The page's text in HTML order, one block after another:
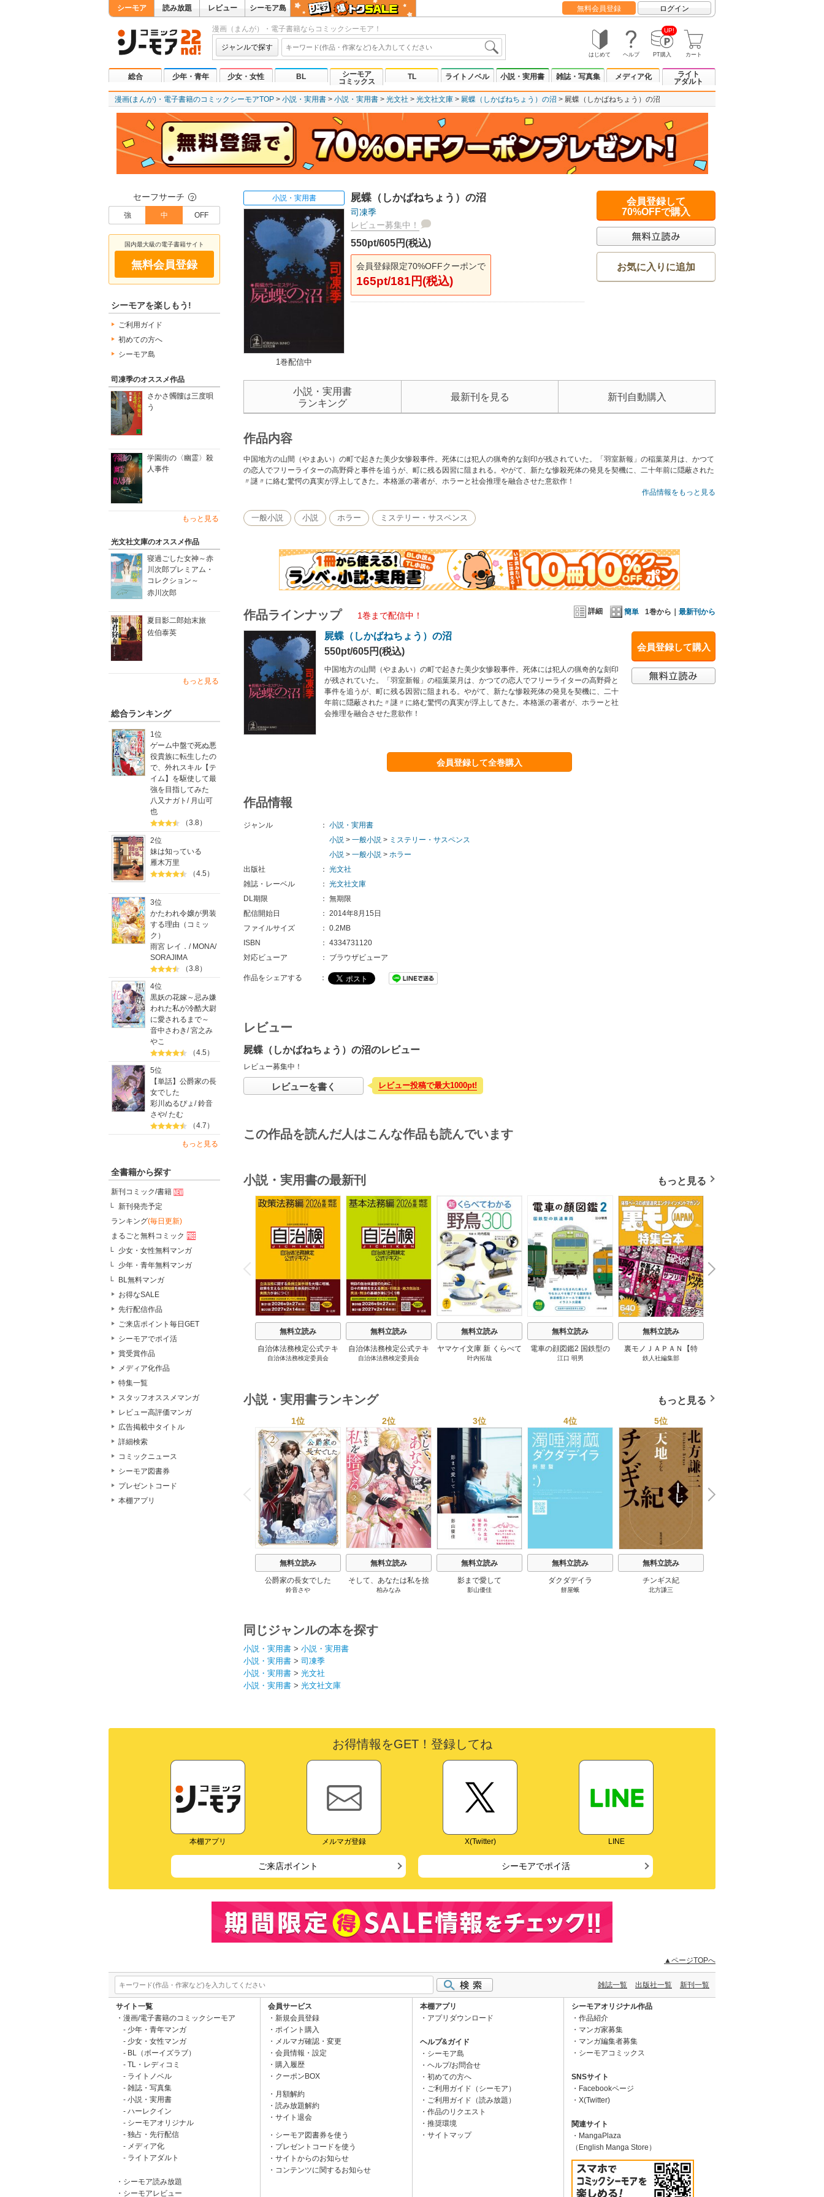
シーモア 読み放題 レビュー シーモア島 無料会員登録 ログイン
漫画（まんが）・電子書籍ならコミックシーモア！
ジャンルで探す
はじめて ヘルプ
UP!
PT購入 カート
総合 少年・青年 少女・女性 BL
シーモア
コミックス
TL ライトノベル 小説・実用書 雑誌・写真集 メディア化
ライト
アダルト
漫画(まんが)・電子書籍のコミックシーモアTOP 小説・実用書 小説・実用書 光文社 光文社文庫 屍蝶（しかばねちょう）の沼 屍蝶（しかばねちょう）の沼
セーフサーチ ？
強 中 OFF
国内最大級の電子書籍サイト
無料会員登録
シーモアを楽しもう!
ご利用ガイド
初めての方へ
シーモア島
司凍季のオススメ作品
さかさ髑髏は三度唄
う
学園街の〈幽霊〉殺
人事件
もっと見る
光文社文庫のオススメ作品
寝過ごした女神～赤
川次郎プレミアム・
コレクション～
赤川次郎
夏目影二郎始末旅
佐伯泰英
もっと見る
総合ランキング
1位
ゲーム中盤で死ぬ悪
役貴族に転生したの
で、外れスキル【テ
イム】を駆使して最
強を目指してみた
八又ナガト / 月山可
也
（3.8）
2位
妹は知っている
雁木万里
（4.5）
3位
かたわれ令嬢が男装
する理由（コミッ
ク）
雨宮 レイ． / MONA/
SORAJIMA
（3.8）
4位
黒妖の花嫁～忌み嫌
われた私が冷酷大尉
に愛されるまで～
音中さわき/宮之み
やこ
（4.5）
5位
【単話】公爵家の長
女でした
彩川ぬるぴょ /鈴音
さや/たむ
（4.7）
もっと見る
全書籍から探す
新刊コミック/書籍
新刊発売予定
ランキング(毎日更新)
まるごと無料コミック
少女・女性無料マンガ
少年・青年無料マンガ
BL無料マンガ
お得なSALE
先行配信作品
ご来店ポイント毎日GET
シーモアでポイ活
賞受賞作品
メディア化作品
特集一覧
スタッフオススメマンガ
レビュー高評価マンガ
広告掲載中タイトル
詳細検索
コミックニュース
シーモア図書券
プレゼントコード
本棚アプリ
小説・実用書
1巻配信中
屍蝶（しかばねちょう）の沼
司凍季
レビュー募集中！
550pt/605円(税込)
会員登録限定70%OFFクーポンで
165pt/181円(税込)
会員登録して
70%OFFで購入
お気に入りに追加
小説・実用書
ランキング
最新刊を見る 新刊自動購入
作品内容
中国地方の山間（やまあい）の町で起きた美少女惨殺事件。死体には犯人の猟奇的な刻印が残されていた。「羽室新報」の稲葉菜月は、かつて
の恋人でフリーライターの高野舜と事件を追うが、町に残る因習に阻まれる。やがて、新たな惨殺死体の発見を契機に、二十年前に隠蔽された
〃謎〃に絡む驚愕の真実が浮上してきた。本格派の著者が、ホラーと社会推理を融合させた意欲作！
作品情報をもっと見る
一般小説 小説 ホラー ミステリー・サスペンス
詳細 簡単 1巻から｜ 最新刊から
作品ラインナップ 1巻まで配信中！
会員登録して購入
屍蝶（しかばねちょう）の沼
550pt/605円(税込)
中国地方の山間（やまあい）の町で起きた美少女惨殺事件。死体には犯人の猟奇的な刻印
が残されていた。「羽室新報」の稲葉菜月は、かつての恋人でフリーライターの高野舜と
事件を追うが、町に残る因習に阻まれる。やがて、新たな惨殺死体の発見を契機に、二十
年前に隠蔽された〃謎〃に絡む驚愕の真実が浮上してきた。本格派の著者が、ホラーと社
会推理を融合させた意欲作！
会員登録して全巻購入
作品情報
ジャンル ： 小説・実用書
小説 > 一般小説 > ミステリー・サスペンス
小説 > 一般小説 > ホラー
出版社
： 光文社
雑誌・レーベル
： 光文社文庫
DL期限
： 無期限
配信開始日
： 2014年8月15日
ファイルサイズ
： 0.2MB
ISBN
： 4334731120
対応ビューア
： ブラウザビューア
作品をシェアする ：
レビュー
屍蝶（しかばねちょう）の沼のレビュー
レビュー募集中！
レビューを書く レビュー投稿で最大1000pt!
この作品を読んだ人はこんな作品も読んでいます
小説・実用書の最新刊 もっと見る
P
r
e
i
o
u
s
無料立読み
自治体法務検定公式テキ
スト 政策法務編 ２０
自治体法務検定委員会
無料立読み
自治体法務検定公式テキ
スト 基本法務編 ２０
自治体法務検定委員会
無料立読み
ヤマケイ文庫 新 くらべて
わかる野鳥300 1巻
叶内拓哉
無料立読み
電車の顔図鑑2 国鉄型の
鉄道車両 1巻
江口 明男
無料立読み
裏モノＪＡＰＡＮ【特
集】★超ボリューム版６
トレンド年間ベスト★お
っさん５０人の体験から
学ぶ★夢のようなエロい
楽園３０ 1巻
鉄人社編集部
N
e
x
t
小説・実用書ランキング もっと見る
P
r
e
v
i
o
u
s
1位
無料立読み
公爵家の長女でした
鈴音さや
2位
無料立読み
そして、あなたは私を捨
てる
柏みなみ
3位
無料立読み
影まで愛して
影山優佳
4位
無料立読み
ダクダデイラ
餅屋蛾
5位
無料立読み
チンギス紀
北方謙三
N
x
同じジャンルの本を探す
小説・実用書 > 小説・実用書
小説・実用書 > 司凍季
小説・実用書 > 光文社
小説・実用書 > 光文社文庫
お得情報をGET！登録してね
本棚アプリ メルマガ登録 X(Twitter) LINE
ご来店ポイント シーモアでポイ活
▲ページTOPへ
雑誌一覧 出版社一覧 新刊一覧
サイト一覧
漫画/電子書籍のコミックシーモア
少年・青年マンガ
少女・女性マンガ
BL（ボーイズラブ）
TL・レディコミ
ライトノベル
雑誌・写真集
小説・実用書
ハーレクイン
シーモアオリジナル
独占・先行配信
メディア化
ライトアダルト
シーモア読み放題
シーモアレビュー
会員サービス
新規会員登録
ポイント購入
メルマガ確認・変更
会員情報・設定
購入履歴
クーポンBOX
月額解約
読み放題解約
サイト退会
シーモア図書券を使う
プレゼントコードを使う
サイトからのお知らせ
コンテンツに関するお知らせ
本棚アプリ
アプリダウンロード
ヘルプ&ガイド
シーモア島
ヘルプ/お問合せ
初めての方へ
ご利用ガイド（シーモア）
ご利用ガイド（読み放題）
作品のリクエスト
推奨環境
サイトマップ
シーモアオリジナル作品
作品紹介
マンガ家募集
マンガ編集者募集
シーモアコミックス
SNSサイト
Facebookページ
X(Twitter)
関連サイト
MangaPlaza
（English Manga Store）